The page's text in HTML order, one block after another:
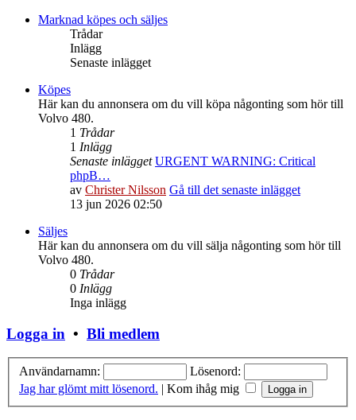
Marknad köpes och säljes
Trådar
Inlägg
Senaste inlägget
Köpes
Här kan du annonsera om du vill köpa någonting som hör till
Volvo 480.
1 Trådar
1 Inlägg
Senaste inlägget URGENT WARNING: Critical
phpB…
av Christer Nilsson Gå till det senaste inlägget
13 jun 2026 02:50
Säljes
Här kan du annonsera om du vill sälja någonting som hör till
Volvo 480.
0 Trådar
0 Inlägg
Inga inlägg
Logga in • Bli medlem
Användarnamn:
Lösenord:
Jag har glömt mitt lösenord. | Kom ihåg mig